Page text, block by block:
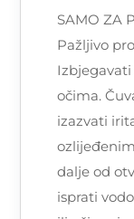
SAMO ZA
Pažljivo
očima.
izazvati
dalje od
isprati